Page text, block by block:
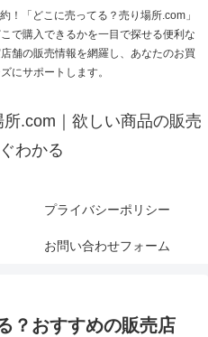
！「どこに売ってる？売り場所.com」
で購入できるかを一目で探せる便利な
舗の販売情報を網羅し、あなたのお買
にサポートします。
.com｜欲しい商品の販売
わかる
プライバシーポリシー
お問い合わせフォーム
？おすすめの販売店